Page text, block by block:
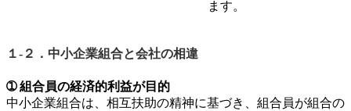
ます。
１-２．中小企業組合と会社の相違
➀ 組合員の経済的利益が目的
中小企業組合は、相互扶助の精神に基づき、組合員が組合の